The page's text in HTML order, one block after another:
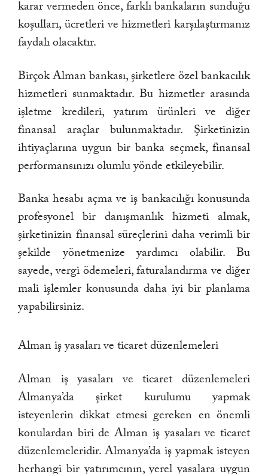
karar vermeden önce, farklı bankaların sunduğu
koşulları, ücretleri ve hizmetleri karşılaştırmanız
faydalı olacaktır.
Birçok Alman bankası, şirketlere özel bankacılık
hizmetleri sunmaktadır. Bu hizmetler arasında
işletme kredileri, yatırım ürünleri ve diğer
finansal araçlar bulunmaktadır. Şirketinizin
ihtiyaçlarına uygun bir banka seçmek, finansal
performansınızı olumlu yönde etkileyebilir.
Banka hesabı açma ve iş bankacılığı konusunda
profesyonel bir danışmanlık hizmeti almak,
şirketinizin finansal süreçlerini daha verimli bir
şekilde yönetmenize yardımcı olabilir. Bu
sayede, vergi ödemeleri, faturalandırma ve diğer
mali işlemler konusunda daha iyi bir planlama
yapabilirsiniz.
Alman iş yasaları ve ticaret düzenlemeleri
Alman iş yasaları ve ticaret düzenlemeleri
Almanya’da şirket kurulumu yapmak
isteyenlerin dikkat etmesi gereken en önemli
konulardan biri de Alman iş yasaları ve ticaret
düzenlemeleridir. Almanya’da iş yapmak isteyen
herhangi bir yatırımcının, yerel yasalara uygun